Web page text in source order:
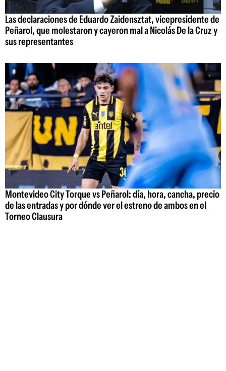
Las declaraciones de Eduardo Zaidensztat, vicepresidente de
Peñarol, que molestaron y cayeron mal a Nicolás De la Cruz y
sus representantes
Montevideo City Torque vs Peñarol: día, hora, cancha, precio
de las entradas y por dónde ver el estreno de ambos en el
Torneo Clausura